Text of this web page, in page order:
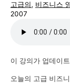
고급의, 비즈니스
2007
이 강의가 업데이
오늘의 고급 비즈